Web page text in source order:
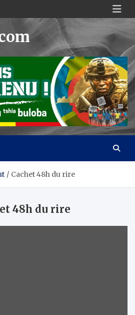
Cachet 48h du rire
48h du rire